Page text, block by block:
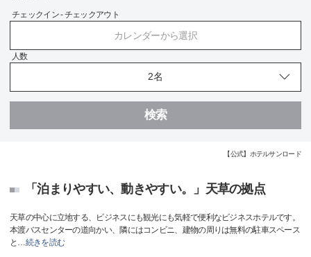
チェックイン - チェックアウト
カレンダーから選択
人数
検索
【公式】ホテルサンロード
「泊まりやすい、動きやすい。」天草の拠点
天草の中心に立地する、ビジネスにも観光にも気軽で便利なビジネスホテルです。
本渡バスセンターの道向かい、隣にはコンビニ、建物の周りは無料の駐車スペース
と …続きを読む